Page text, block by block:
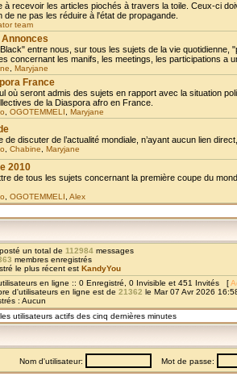
à recevoir les articles piochés à travers la toile. Ceux-ci
de ne pas les réduire à l'état de propagande.
team
entre nous, sur tous les sujets de la vie
concernant les manifs, les meetings, les participations a
Maryjane
France
où seront admis des sujets en rapport avec la situation
de la Diaspora afro en France.
OGOTEMMELI Maryjane
de discuter de l’actualité mondiale, n’ayant aucun lien
Chabine Maryjane
2010
de tous les sujets concernant la première coupe du
OGOTEMMELI Alex
un total de 112984 messages
membres enregistrés
le plus récent est KandyYou
en ligne :: 0 Enregistré, 0 Invisible et 451 Invités [
d'utilisateurs en ligne est de 21362 le Mar 07 Avr 2026
: Aucun
utilisateurs actifs des cinq dernières minutes
Nom d'utilisateur: Mot de passe: